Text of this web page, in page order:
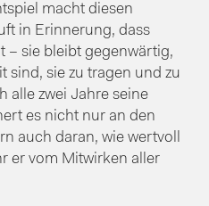
macht diesen
in Erinnerung, dass
– sie bleibt gegenwärtig,
sind, sie zu tragen und zu
alle zwei Jahre seine
es nicht nur an den
auch daran, wie wertvoll
er vom Mitwirken aller